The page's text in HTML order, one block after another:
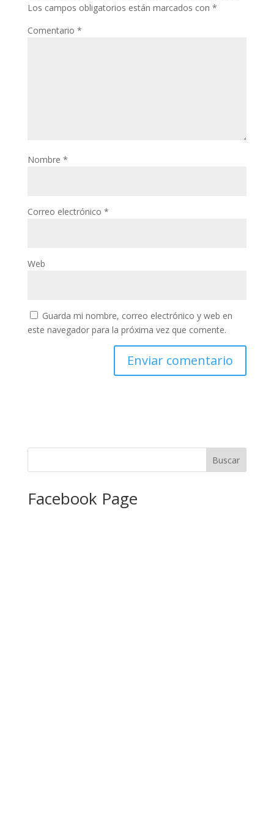
Los campos obligatorios están marcados con *
Comentario *
Nombre *
Correo electrónico *
Web
Guarda mi nombre, correo electrónico y web en
este navegador para la próxima vez que comente.
Facebook Page